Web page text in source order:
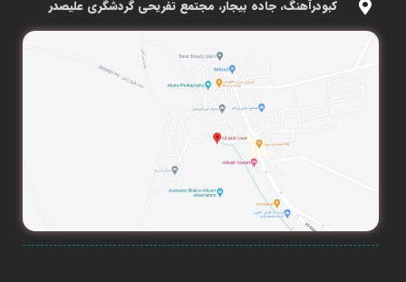
کبودرآهنگ، جاده بیجار، مجتمع تفریحی گردشگری علیصدر